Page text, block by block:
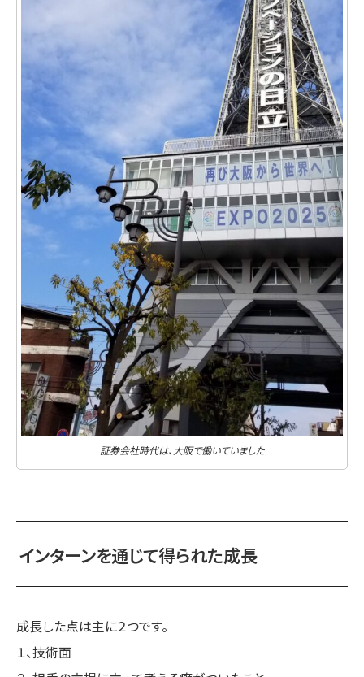
証券会社時代は、大阪で働いていました
インターンを通じて得られた成長
成長した点は主に２つです。
１、技術面